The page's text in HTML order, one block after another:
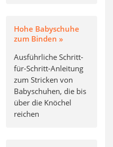
Hohe Babyschuhe
zum Binden »
Ausführliche Schritt-
für-Schritt-Anleitung
zum Stricken von
Babyschuhen, die bis
über die Knöchel
reichen